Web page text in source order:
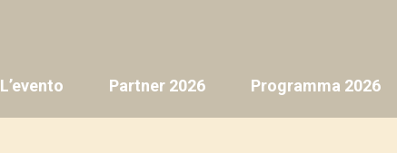
L’evento Partner 2026 Programma 2026